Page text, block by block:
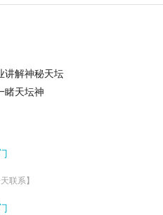
讲解神秘天坛
睹天坛神
联系】